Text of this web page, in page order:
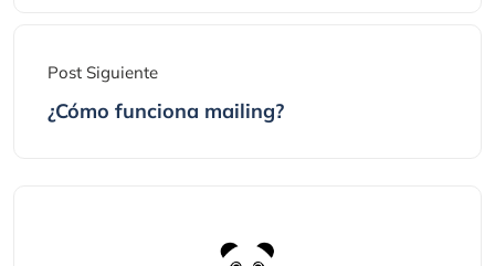
Post Siguiente
¿Cómo funciona mailing?